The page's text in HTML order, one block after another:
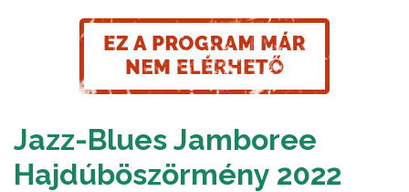
Jazz-Blues Jamboree
Hajdúböszörmény 2022